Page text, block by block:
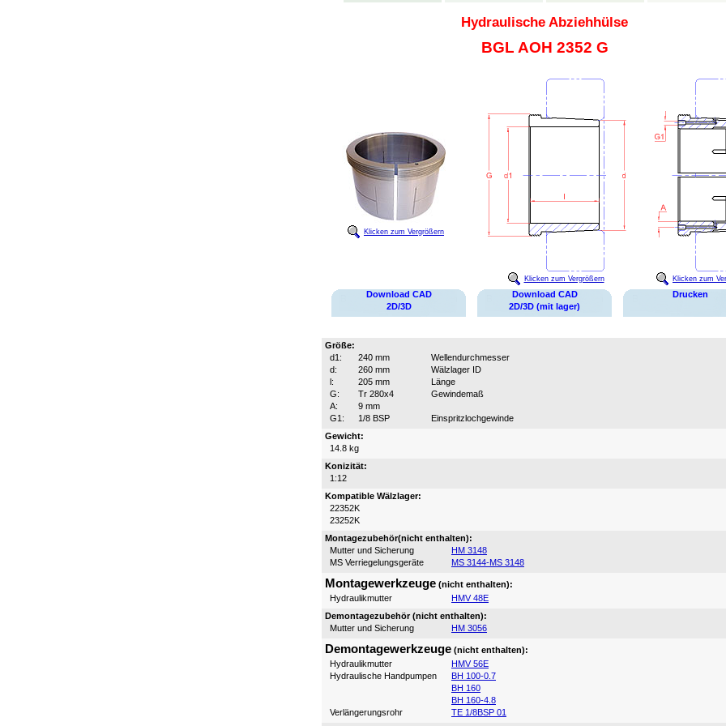
Hydraulische Abziehhülse
BGL AOH 2352 G
Klicken zum Vergrößern
Klicken zum Vergrößern Klicken zum
Download CAD
2D/3D
Download CAD
2D/3D (mit lager)
Drucken
Größe:
d1:
240 mm
Wellendurchmesser
d:
260 mm
Wälzlager ID
l:
205 mm
Länge
G:
Tr 280x4
Gewindemaß
A:
9 mm
G1:
1/8 BSP
Einspritzlochgewinde
Gewicht:
14.8 kg
Konizität:
1:12
Kompatible Wälzlager:
22352K
23252K
Montagezubehör(nicht enthalten):
Mutter und Sicherung
HM 3148
MS Verriegelungsgeräte
MS 3144-MS 3148
Montagewerkzeuge (nicht enthalten):
Hydraulikmutter
HMV 48E
Demontagezubehör (nicht enthalten):
Mutter und Sicherung
HM 3056
Demontagewerkzeuge (nicht enthalten):
Hydraulikmutter
HMV 56E
Hydraulische Handpumpen
BH 100-0.7
BH 160
BH 160-4.8
Verlängerungsrohr
TE 1/8BSP 01